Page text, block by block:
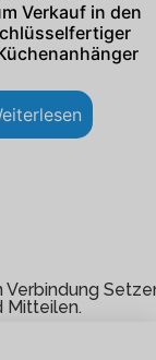
Verkauf in den
Verbindung
Mitteilen.